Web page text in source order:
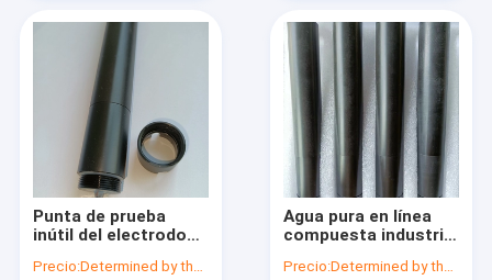
Productos
Sobre nosotros
Viaje de la fábrica
Control de calidad
Punta de prueba
inútil del electrodo
del industria del agua
Precio:Determined by the number of specific orders
Agua pura en línea
compuesta industrial
Digitaces pH
Precio:Determined by the number of specific orders